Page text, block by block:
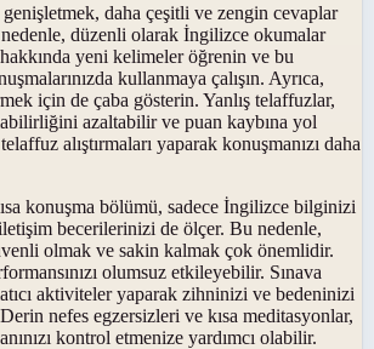
genişletmek, daha çeşitli ve zengin cevaplar
düzenli olarak İngilizce okumalar
yeni kelimeler öğrenin ve bu
kullanmaya çalışın. Ayrıca,
için de çaba gösterin. Yanlış telaffuzlar,
azaltabilir ve puan kaybına yol
alıştırmaları yaparak konuşmanızı daha
konuşma bölümü, sadece İngilizce bilginizi
becerilerinizi de ölçer. Bu nedenle,
olmak ve sakin kalmak çok önemlidir.
olumsuz etkileyebilir. Sınava
aktiviteler yaparak zihninizi ve bedeninizi
nefes egzersizleri ve kısa meditasyonlar,
kontrol etmenize yardımcı olabilir.